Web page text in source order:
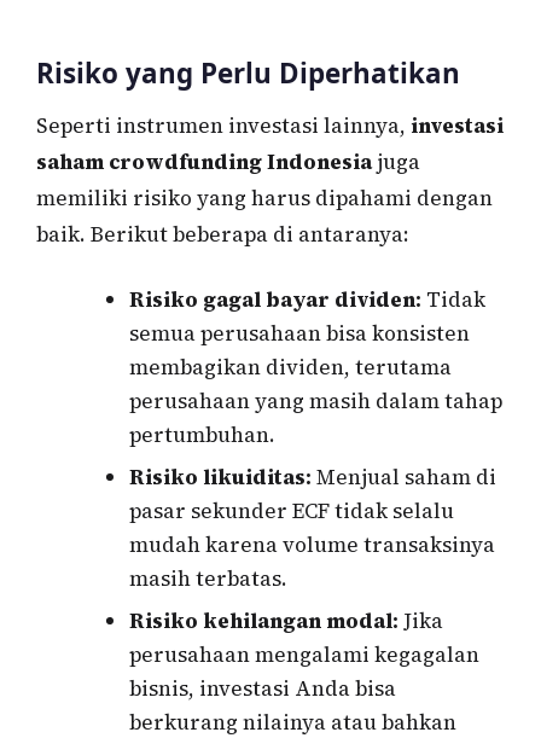
Risiko yang Perlu Diperhatikan
Seperti instrumen investasi lainnya, investasi
saham crowdfunding Indonesiajuga
memiliki risiko yang harus dipahami dengan
baik. Berikut beberapa di antaranya:
Risiko gagal bayar dividen: Tidak
semua perusahaan bisa konsisten
membagikan dividen, terutama
perusahaan yang masih dalam tahap
pertumbuhan.
Risiko likuiditas: Menjual saham di
pasar sekunder ECF tidak selalu
mudah karena volume transaksinya
masih terbatas.
Risiko kehilangan modal: Jika
perusahaan mengalami kegagalan
bisnis, investasi Anda bisa
berkurang nilainya atau bahkan